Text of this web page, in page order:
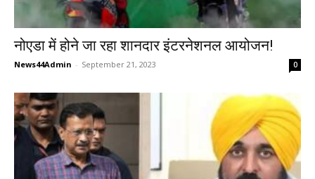
नोएडा में होने जा रहा शानदार इंटरनेशनल आयोजन!
News44Admin - September 21, 2023 0